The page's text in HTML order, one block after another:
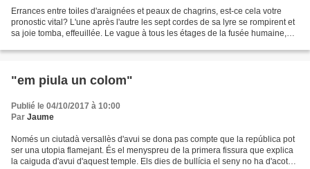
Errances entre toiles d'araignées et peaux de chagrins, est-ce cela votre
pronostic vital? L'une après l'autre les sept cordes de sa lyre se rompirent et
sa joie tomba, effeuillée. Le vague à tous les étages de la fusée humaine,
"em piula un colom"
Publié le 04/10/2017 à 10:00
Par Jaume
Només un ciutadà versallès d'avui se dona pas compte que la república pot
ser una utopia flamejant. És el menyspreu de la primera fissura que explica
la caiguda d'avui d'aquest temple. Els dies de bullícia el seny no ha d'acotar.